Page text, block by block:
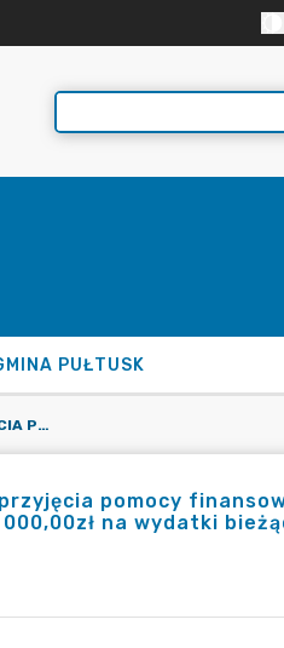
PUŁTUSK
UMOWA NR 333/2025 DOT. PRZYJĘCIA POMOCY FINANSOWEJ OD WOJEWÓDZTWA MAZOWIECKIEGO W FORMIE DOTACJI CELOWEJ W WYS. 40 000,00ZŁ NA WYDATKI BIEŻĄCE Z PRZEZNACZENIEM NA REMONT BUDYNKU OSP PUŁTUSK
pomocy
na wydatki